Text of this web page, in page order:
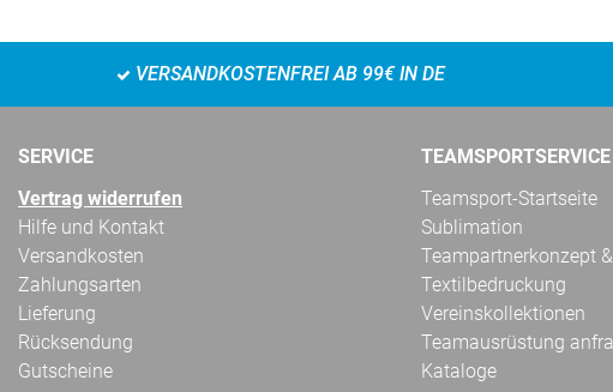
VERSANDKOSTENFREI AB 99€ IN DE
SERVICE
Vertrag widerrufen
Hilfe und Kontakt
Versandkosten
Zahlungsarten
Lieferung
Rücksendung
Gutscheine
TEAMSPORTSERVICE
Teamsport-Startseite
Sublimation
Teampartnerkonzept
Textilbedruckung
Vereinskollektionen
Teamausrüstung
Kataloge